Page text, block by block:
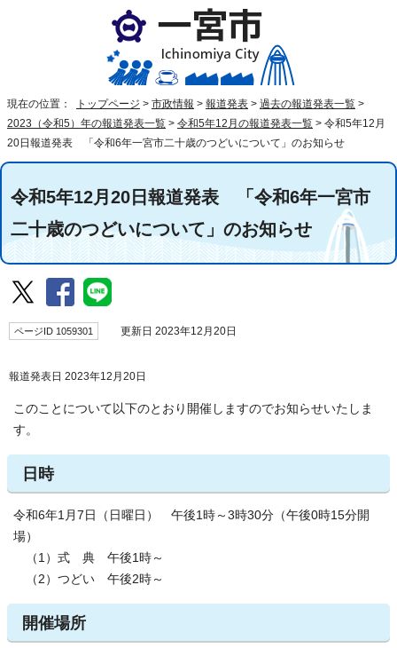
現在の位置： トップページ > 市政情報 > 報道発表 > 過去の報道発表一覧 >
2023（令和5）年の報道発表一覧 > 令和5年12月の報道発表一覧 > 令和5年12月
20日報道発表 「令和6年一宮市二十歳のつどいについて」のお知らせ
令和5年12月20日報道発表 「令和6年一宮市
二十歳のつどいについて」のお知らせ
ページID 1059301 更新日 2023年12月20日
報道発表日 2023年12月20日
このことについて以下のとおり開催しますのでお知らせいたしま
す。
日時
令和6年1月7日（日曜日） 午後1時～3時30分（午後0時15分開
場）
（1）式 典 午後1時～
（2）つどい 午後2時～
開催場所